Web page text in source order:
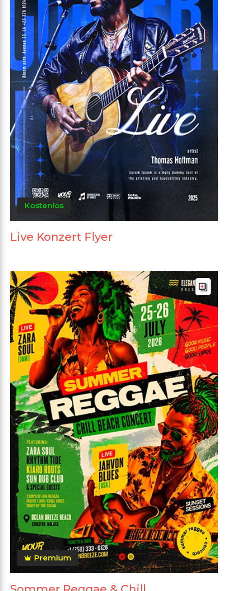
Kostenlos
Live Konzert Flyer
Premium